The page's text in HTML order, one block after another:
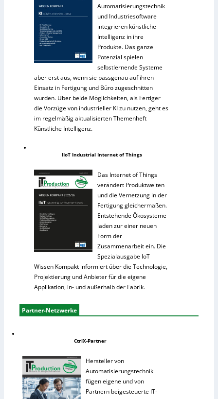
Automatisierungstechnik
und Industriesoftware
integrieren künstliche
Intelligenz in ihre
Produkte. Das ganze
Potenzial spielen
selbstlernende Systeme
aber erst aus, wenn sie passgenau auf ihren
Einsatz in Fertigung und Büro zugeschnitten
wurden. Über beide Möglichkeiten, als Fertiger
die Vorzüge von industrieller KI zu nutzen, geht es
im regelmäßig aktualisierten Themenheft
Künstliche Intelligenz.
IIoT Industrial Internet of Things
Das Internet of Things
verändert Produktwelten
und die Vernetzung in der
Fertigung gleichermaßen.
Entstehende Ökosysteme
laden zur einer neuen
Form der
Zusammenarbeit ein. Die
Spezialausgabe IoT
Wissen Kompakt informiert über die Technologie,
Projektierung und Anbieter für die eigene
Applikation, in- und außerhalb der Fabrik.
Partner-Netzwerke
CtrlX-Partner
Hersteller von
Automatisierungstechnik
fügen eigene und von
Partnern beigesteuerte IT-